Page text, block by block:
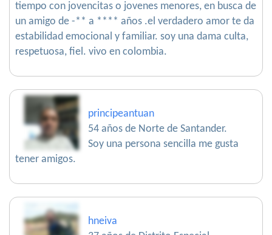
tiempo con jovencitas o jovenes menores, en busca de
un amigo de -** a **** años .el verdadero amor te da
estabilidad emocional y familiar. soy una dama culta,
respetuosa, fiel. vivo en colombia.
principeantuan
54 años de Norte de Santander.
Soy una persona sencilla me gusta
tener amigos.
hneiva